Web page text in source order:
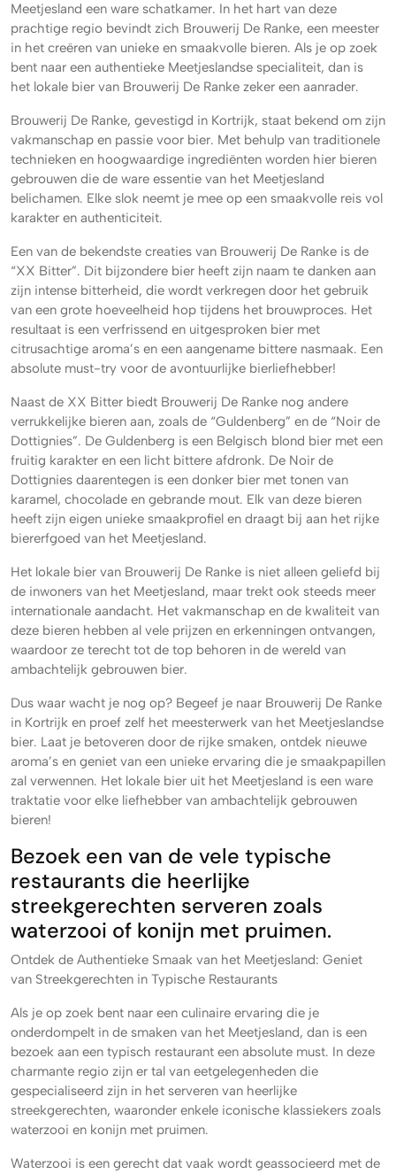
Meetjesland een ware schatkamer. In het hart van deze
prachtige regio bevindt zich Brouwerij De Ranke, een meester
in het creëren van unieke en smaakvolle bieren. Als je op zoek
bent naar een authentieke Meetjeslandse specialiteit, dan is
het lokale bier van Brouwerij De Ranke zeker een aanrader.
Brouwerij De Ranke, gevestigd in Kortrijk, staat bekend om zijn
vakmanschap en passie voor bier. Met behulp van traditionele
technieken en hoogwaardige ingrediënten worden hier bieren
gebrouwen die de ware essentie van het Meetjesland
belichamen. Elke slok neemt je mee op een smaakvolle reis vol
karakter en authenticiteit.
Een van de bekendste creaties van Brouwerij De Ranke is de
“XX Bitter”. Dit bijzondere bier heeft zijn naam te danken aan
zijn intense bitterheid, die wordt verkregen door het gebruik
van een grote hoeveelheid hop tijdens het brouwproces. Het
resultaat is een verfrissend en uitgesproken bier met
citrusachtige aroma’s en een aangename bittere nasmaak. Een
absolute must-try voor de avontuurlijke bierliefhebber!
Naast de XX Bitter biedt Brouwerij De Ranke nog andere
verrukkelijke bieren aan, zoals de “Guldenberg” en de “Noir de
Dottignies”. De Guldenberg is een Belgisch blond bier met een
fruitig karakter en een licht bittere afdronk. De Noir de
Dottignies daarentegen is een donker bier met tonen van
karamel, chocolade en gebrande mout. Elk van deze bieren
heeft zijn eigen unieke smaakprofiel en draagt bij aan het rijke
biererfgoed van het Meetjesland.
Het lokale bier van Brouwerij De Ranke is niet alleen geliefd bij
de inwoners van het Meetjesland, maar trekt ook steeds meer
internationale aandacht. Het vakmanschap en de kwaliteit van
deze bieren hebben al vele prijzen en erkenningen ontvangen,
waardoor ze terecht tot de top behoren in de wereld van
ambachtelijk gebrouwen bier.
Dus waar wacht je nog op? Begeef je naar Brouwerij De Ranke
in Kortrijk en proef zelf het meesterwerk van het Meetjeslandse
bier. Laat je betoveren door de rijke smaken, ontdek nieuwe
aroma’s en geniet van een unieke ervaring die je smaakpapillen
zal verwennen. Het lokale bier uit het Meetjesland is een ware
traktatie voor elke liefhebber van ambachtelijk gebrouwen
bieren!
Bezoek een van de vele typische
restaurants die heerlijke
streekgerechten serveren zoals
waterzooi of konijn met pruimen.
Ontdek de Authentieke Smaak van het Meetjesland: Geniet
van Streekgerechten in Typische Restaurants
Als je op zoek bent naar een culinaire ervaring die je
onderdompelt in de smaken van het Meetjesland, dan is een
bezoek aan een typisch restaurant een absolute must. In deze
charmante regio zijn er tal van eetgelegenheden die
gespecialiseerd zijn in het serveren van heerlijke
streekgerechten, waaronder enkele iconische klassiekers zoals
waterzooi en konijn met pruimen.
Waterzooi is een gerecht dat vaak wordt geassocieerd met de